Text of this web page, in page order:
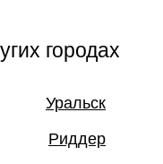
городах
Уральск
Риддер